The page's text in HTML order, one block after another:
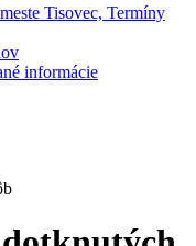
Tisovec, Termíny
informácie